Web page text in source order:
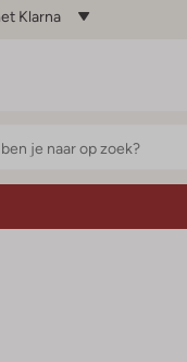
Klarna